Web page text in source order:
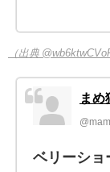
（出典
まめ
ベリーショ